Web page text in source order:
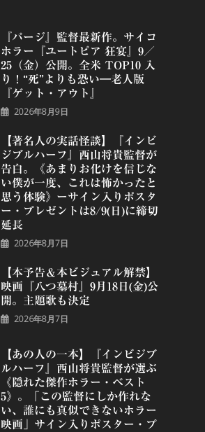
『パージ』監督最新作。サイコ
ホラー『ユートピア 狂宴』9／
25（金）公開。全米 TOP10 入
り！“死”よりも恐い―老人版
『ゲット・アウト』
2026年8月9日
【著名人の実話怪談】『インビ
ジブルハーフ』⻄⼭将貴監督が
告白。《あまりお化けを信じな
い僕が一度、これは怖かったと
思う体験》ーサイン入りポスタ
ー・プレゼントは8/9(日)に締切
延長
2026年8月7日
【本予告＆本ビジュアル解禁】
映画『八つ墓村』9月18日(金)公
開。主題歌も決定
2026年8月7日
【あの人の一本】『インビジブ
ルハーフ』⻄⼭将貴監督が選ぶ
《隠れた傑作ホラー・ベスト
5》。「この監督にしか作れな
い、誰にも真似できないホラー
映画」サイン入りポスター・プ